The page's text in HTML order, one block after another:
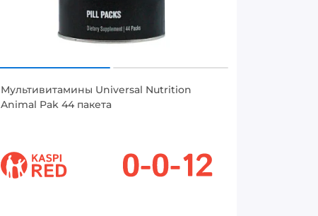
Мультивитамины Universal Nutrition
Animal Pak 44 пакета